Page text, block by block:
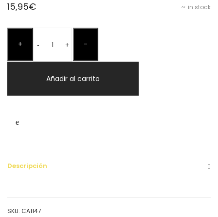
in stock
15,95€
+ -Andromeda
+ -
Añadir al carrito
Descripción
SKU: CA1147